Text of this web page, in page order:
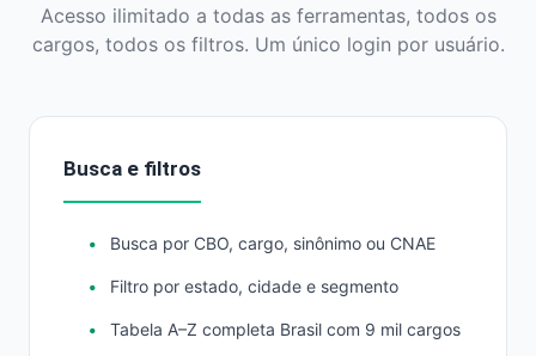
Acesso ilimitado a todas as ferramentas, todos os
cargos, todos os filtros. Um único login por usuário.
Busca e filtros
Busca por CBO, cargo, sinônimo ou CNAE
Filtro por estado, cidade e segmento
Tabela A–Z completa Brasil com 9 mil cargos